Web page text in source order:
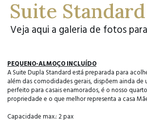
Suite
Veja aqui a galeria de fotos
PEQUENO-ALMOÇO INCLUÍDO
A Suite Dupla Standard está preparada para
além das comodidades gerais, dispõem ainda de
perfeito para casais enamorados, é o nosso quarto
propriedade e o que melhor representa a casa
Capacidade max.: 2 pax